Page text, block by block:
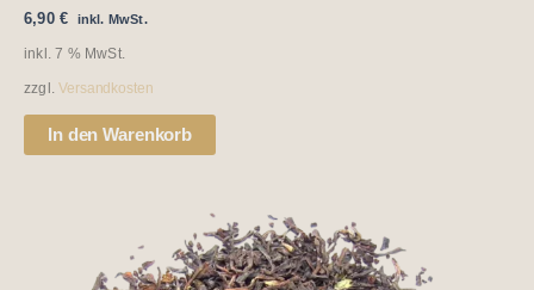
6,90 € inkl. MwSt.
inkl. 7 % MwSt.
zzgl.Versandkosten
In den Warenkorb